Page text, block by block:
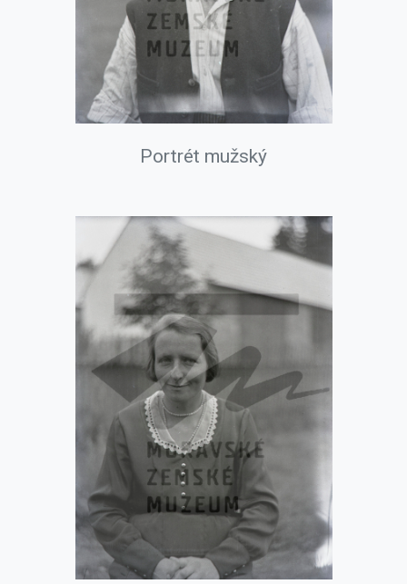
Portrét mužský